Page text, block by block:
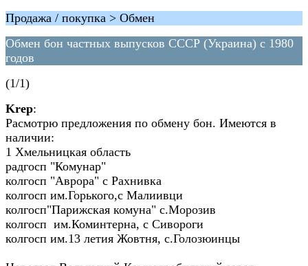
Продажа / покупка > Обмен
Обмен бон частных выпусков СССР (Украина) с 1980
годов
(1/1)
Krep:
Расмотрю предложения по обмену бон. Имеются в
наличии:
1 Хмельницкая область
радгосп "Комунар"
колгосп "Аврора" с Рахнивка
колгосп им.Горького,с Малиивци
колгосп"Парижская комуна" с.Морозив
колгосп им.Коминтерна, с Сивороги
колгосп им.13 летия Жовтня, с.Голозюинцы